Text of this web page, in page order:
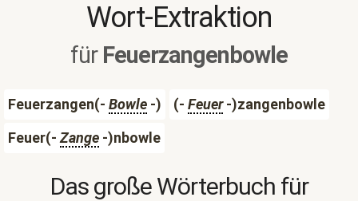
Wort-Extraktion
für Feuerzangenbowle
Feuerzangen(- Bowle -) (- Feuer-)zangenbowle
Feuer(- Zange -)nbowle
Das große Wörterbuch für